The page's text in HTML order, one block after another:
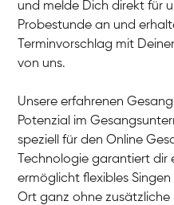
und melde Dich direkt für
Probestunde an und
Terminvorschlag mit
von uns.
Unsere erfahrenen
Potenzial im
speziell für den Online
Technologie garantiert
ermöglicht flexibles
Ort ganz ohne